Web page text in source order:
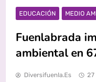
EDUCACIÓN MEDIO
Fuenlabrada
ambiental en
Diversifuenla.es 27